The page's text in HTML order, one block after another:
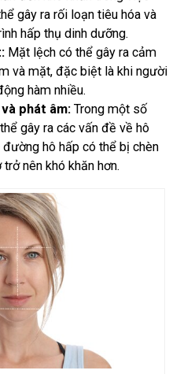
gây ra rối loạn tiêu hóa và
hấp thụ dinh dưỡng.
Mặt lệch có thể gây ra cảm
và mặt, đặc biệt là khi người
hàm nhiều.
phát âm: Trong một số
gây ra các vấn đề về hô
hô hấp có thể bị chèn
nên khó khăn hơn.